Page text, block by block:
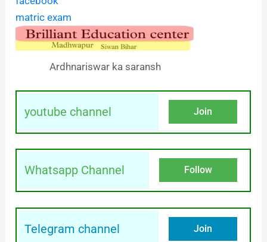
matric exam
Ardhnariswar ka saransh
youtube channel Join
Whatsapp Channel Follow
Telegram channel Join